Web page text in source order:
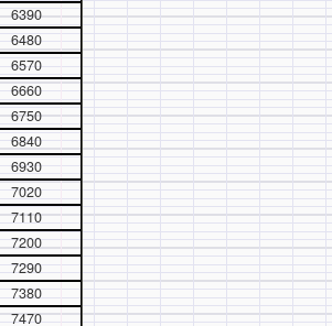
6390
6480
6570
6660
6750
6840
6930
7020
7110
7200
7290
7380
7470